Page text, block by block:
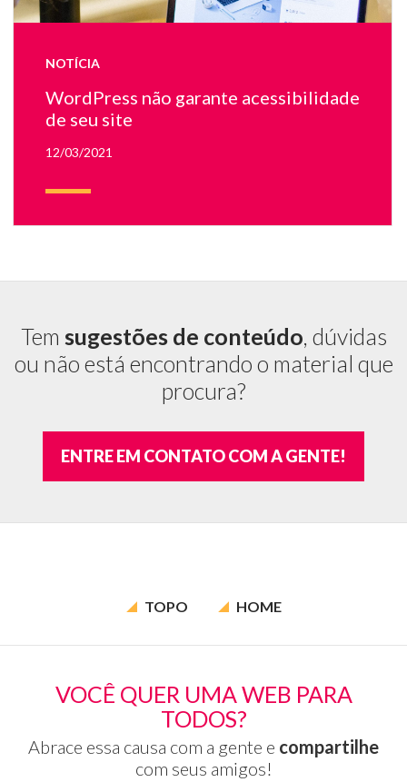
NOTÍCIA
WordPress não garante acessibilidade
de seu site
12/03/2021
Tem sugestões de conteúdo , dúvidas
ou não está encontrando o material que
procura?
ENTRE EM CONTATO COM A GENTE!
TOPO HOME
VOCÊ QUER UMA WEB PARA
TODOS?
Abrace essa causa com a gente e compartilhe
com seus amigos!